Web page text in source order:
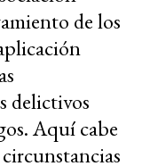
de los
delictivos
Aquí cabe